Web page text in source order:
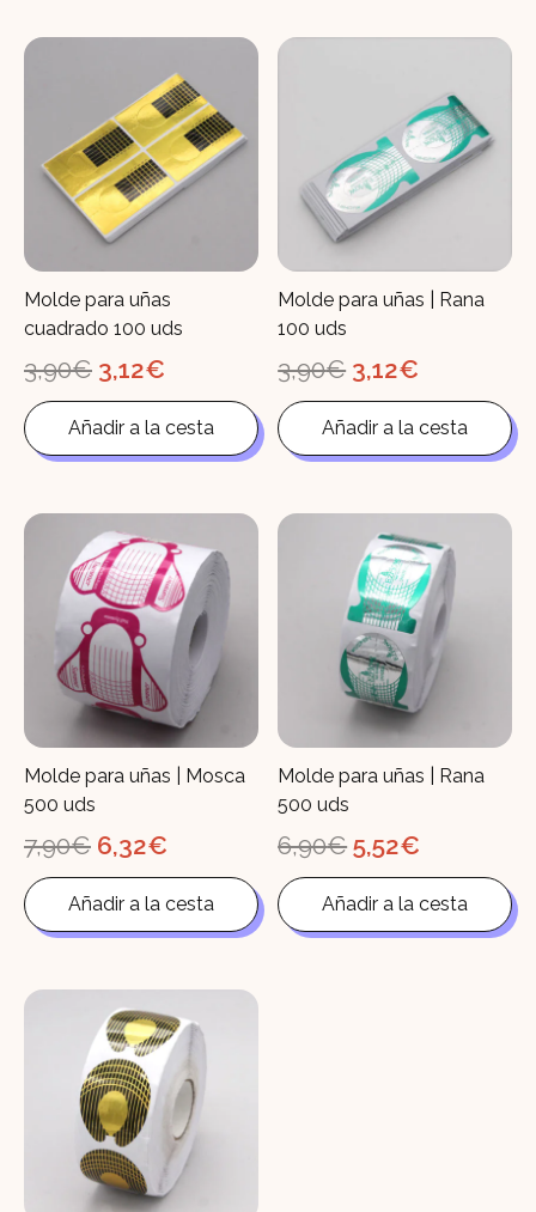
Molde para uñas
cuadrado 100 uds
3,90€ El
precio
original
era:
3,90€.
3,12€
actual
es:
3,12€.
Añadir a la cesta
Molde para uñas | Rana
100 uds
3,90€ El
precio
original
era:
3,90€.
3,12€
actual
es:
3,12€.
Añadir a la cesta
Molde para uñas | Mosca
500 uds
7,90€ El
precio
original
era:
7,90€.
6,32€
actual
es:
6,32€.
Añadir a la cesta
Molde para uñas | Rana
500 uds
6,90€ El
precio
original
era:
6,90€.
5,52€
actual
es:
5,52€.
Añadir a la cesta